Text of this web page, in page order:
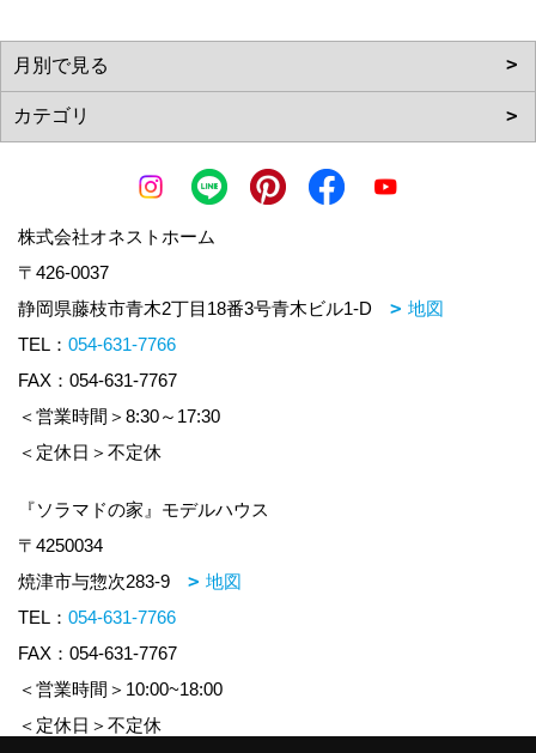
株式会社オネストホーム
〒426-0037
静岡県藤枝市青木2丁目18番3号青木ビル1-D
地図
TEL： 054-631-7766
FAX：054-631-7767
＜営業時間＞8:30～17:30
＜定休日＞不定休
『ソラマドの家』モデルハウス
〒4250034
焼津市与惣次283-9
地図
TEL： 054-631-7766
FAX：054-631-7767
＜営業時間＞10:00~18:00
＜定休日＞不定休